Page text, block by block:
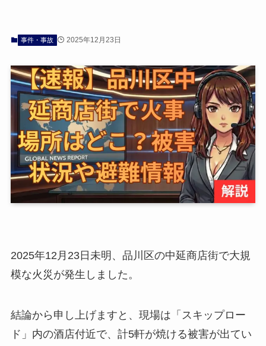
事件・事故 2025年12月23日
2025年12月23日未明、品川区の中延商店街で大規
模な火災が発生しました。
結論から申し上げますと、現場は「スキップロー
ド」内の酒店付近で、計5軒が焼ける被害が出てい